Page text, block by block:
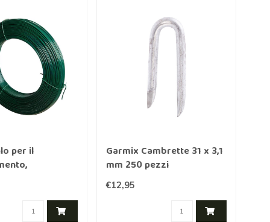
per il
verde 3,1 mm
Garmix Cambrette 31 x 3,1
mm 250 pezzi
€12,95